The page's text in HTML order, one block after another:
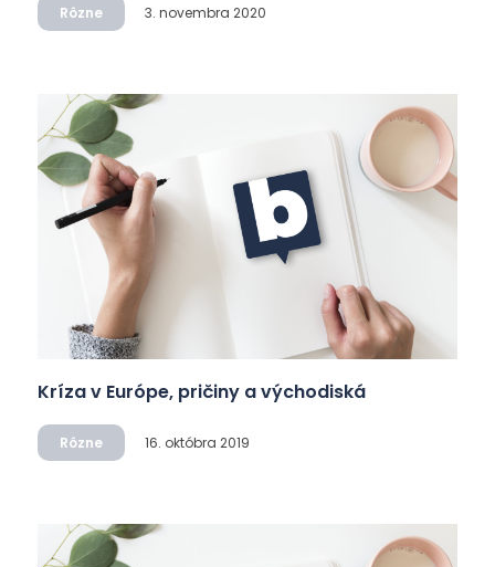
Rôzne 3. novembra 2020
Kríza v Európe, pričiny a východiská
Rôzne 16. októbra 2019